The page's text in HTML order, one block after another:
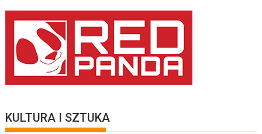
KULTURA I SZTUKA